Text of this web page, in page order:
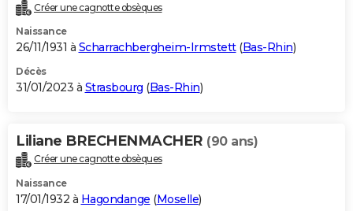
Créer une cagnotte obsèques
Naissance
26/11/1931 à Scharrachbergheim-Irmstett(Bas-Rhin)
Décès
31/01/2023 à Strasbourg (Bas-Rhin)
Liliane BRECHENMACHER (90 ans)
Créer une cagnotte obsèques
Naissance
17/01/1932 à Hagondange (Moselle)